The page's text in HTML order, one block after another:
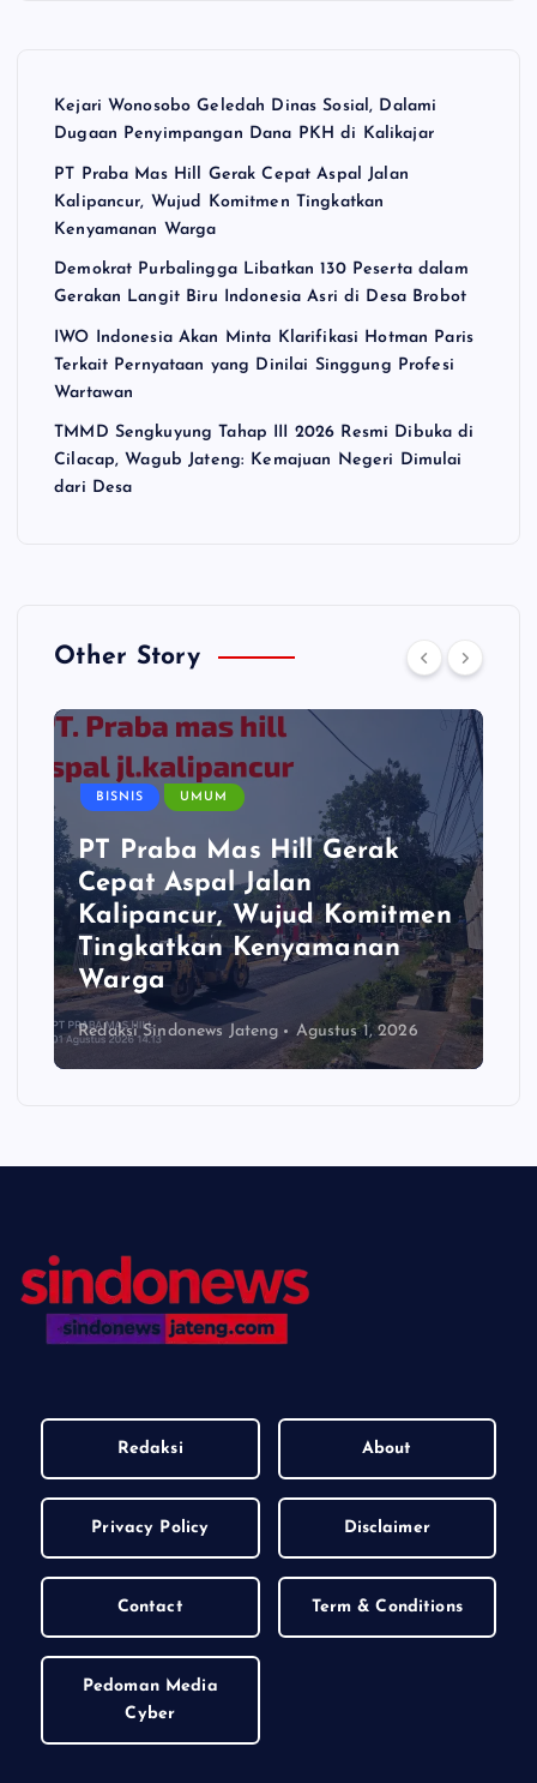
Kejari Wonosobo Geledah Dinas Sosial, Dalami
Dugaan Penyimpangan Dana PKH di Kalikajar
PT Praba Mas Hill Gerak Cepat Aspal Jalan
Kalipancur, Wujud Komitmen Tingkatkan
Kenyamanan Warga
Demokrat Purbalingga Libatkan 130 Peserta dalam
Gerakan Langit Biru Indonesia Asri di Desa Brobot
IWO Indonesia Akan Minta Klarifikasi Hotman Paris
Terkait Pernyataan yang Dinilai Singgung Profesi
Wartawan
TMMD Sengkuyung Tahap III 2026 Resmi Dibuka di
Cilacap, Wagub Jateng: Kemajuan Negeri Dimulai
dari Desa
Other Story
BISNIS UMUM
PT Praba Mas Hill Gerak
Cepat Aspal Jalan
Kalipancur, Wujud Komitmen
Tingkatkan Kenyamanan
Warga
Redaksi Sindonews Jateng Agustus 1, 2026
Redaksi About
Privacy Policy Disclaimer
Contact Term & Conditions
Pedoman Media
Cyber